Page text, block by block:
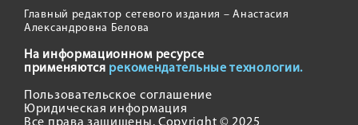
Главный редактор сетевого издания – Анастасия
Александровна Белова
На информационном ресурсе
применяются рекомендательные технологии.
Пользовательское соглашение
Юридическая информация